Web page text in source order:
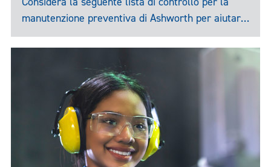
manutenzione preventiva di Ashworth per aiutarti
a mantenerti proattivo o reattivo quando combatti
i tempi di inattività non pianificati.